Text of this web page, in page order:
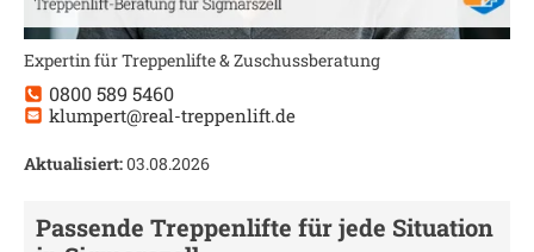
Expertin für Treppenlifte & Zuschussberatung
0800 589 5460
klumpert@real-treppenlift.de
Aktualisiert:03.08.2026
Passende Treppenlifte für jede Situation